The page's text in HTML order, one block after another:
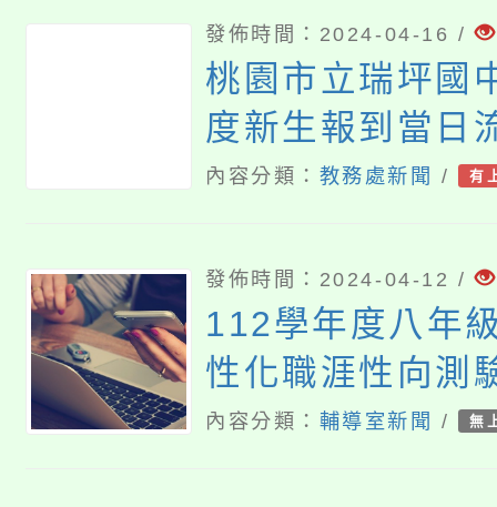
發佈時間：2024-04-16 /
桃園市立瑞坪國
度新生報到當日
內容分類： 教務處新聞 / 有
發佈時間：2024-04-12 /
112學年度八年
性化職涯性向測
內容分類： 輔導室新聞 / 無